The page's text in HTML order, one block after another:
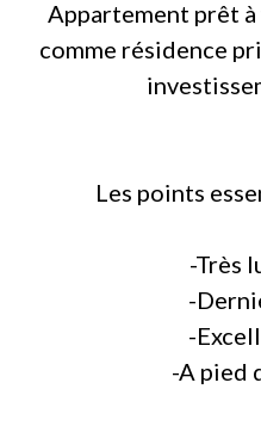
Appartement prêt
comme résidence
Les points
-Très
-
-
-A pied